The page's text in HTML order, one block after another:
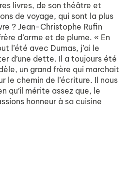
livres, de son théâtre et
de voyage, qui sont la plus
? Jean-Christophe Rufin
d’arme et de plume. « En
l’été avec Dumas, j’ai le
d’une dette. Il a toujours été
un grand frère qui marchait
le chemin de l’écriture. Il nous
qu’il mérite assez que, le
honneur à sa cuisine